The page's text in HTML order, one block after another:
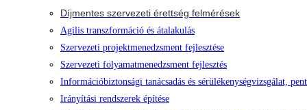
Díjmentes szervezeti érettség felmérések
Agilis transzformáció és átalakulás
Szervezeti projektmenedzsment fejlesztése
Szervezeti folyamatmenedzsment fejlesztés
Információbiztonsági tanácsadás és sérülékenységvizsgálat,
Irányítási rendszerek építése